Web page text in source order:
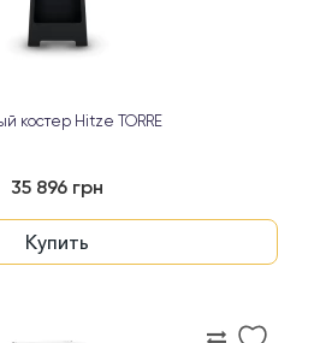
костер Hitze TORRE
35 896 грн
Купить